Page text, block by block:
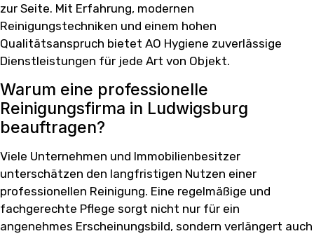
zur Seite. Mit Erfahrung, modernen
Reinigungstechniken und einem hohen
Qualitätsanspruch bietet AO Hygiene zuverlässige
Dienstleistungen für jede Art von Objekt.
Warum eine professionelle
Reinigungsfirma in Ludwigsburg
beauftragen?
Viele Unternehmen und Immobilienbesitzer
unterschätzen den langfristigen Nutzen einer
professionellen Reinigung. Eine regelmäßige und
fachgerechte Pflege sorgt nicht nur für ein
angenehmes Erscheinungsbild, sondern verlängert auch